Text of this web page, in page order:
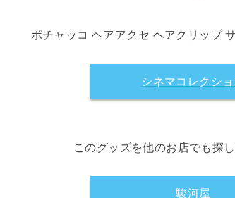
ポチャッコ ヘアアクセ ヘアクリップ
シネマコレクショ
このグッズを他のお店でも探
駿河屋